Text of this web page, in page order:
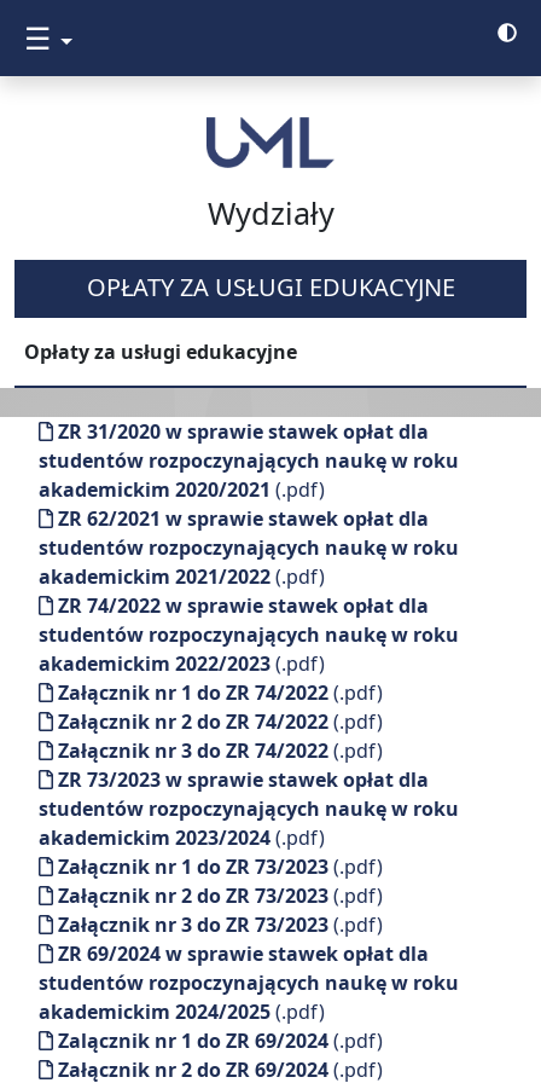
☰
Wydziały
OPŁATY ZA USŁUGI EDUKACYJNE
Opłaty za usługi edukacyjne
ZR 31/2020 w sprawie stawek opłat dla
studentów rozpoczynających naukę w roku
akademickim 2020/2021 (.pdf)
ZR 62/2021 w sprawie stawek opłat dla
studentów rozpoczynających naukę w roku
akademickim 2021/2022(.pdf)
ZR 74/2022 w sprawie stawek opłat dla
studentów rozpoczynających naukę w roku
akademickim 2022/2023(.pdf)
Załącznik nr 1 do ZR 74/2022(.pdf)
Załącznik nr 2 do ZR 74/2022(.pdf)
Załącznik nr 3 do ZR 74/2022(.pdf)
ZR 73/2023 w sprawie stawek opłat dla
studentów rozpoczynających naukę w roku
akademickim 2023/2024(.pdf)
Załącznik nr 1 do ZR 73/2023(.pdf)
Załącznik nr 2 do ZR 73/2023(.pdf)
Załącznik nr 3 do ZR 73/2023(.pdf)
ZR 69/2024 w sprawie stawek opłat dla
studentów rozpoczynających naukę w roku
akademickim 2024/2025(.pdf)
Zalącznik nr 1 do ZR 69/2024(.pdf)
Załącznik nr 2 do ZR 69/2024(.pdf)